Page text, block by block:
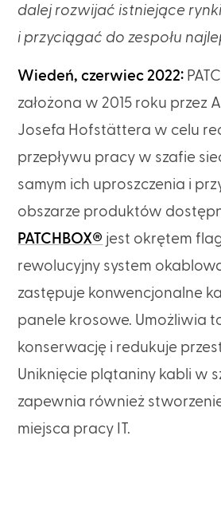
dalej rozwijać istniejące
i przyciągać do zespołu
Wiedeń, czerwiec 2022:
założona w 2015 roku przez
Josefa Hofstättera w celu
przepływu pracy w szafie
samym ich uproszczenia i
obszarze produktów
PATCHBOX® jest okrętem
rewolucyjny system
zastępuje konwencjonalne
panele krosowe. Umożliwia
konserwację i redukuje
Uniknięcie plątaniny kabli w
zapewnia również
miejsca pracy IT.